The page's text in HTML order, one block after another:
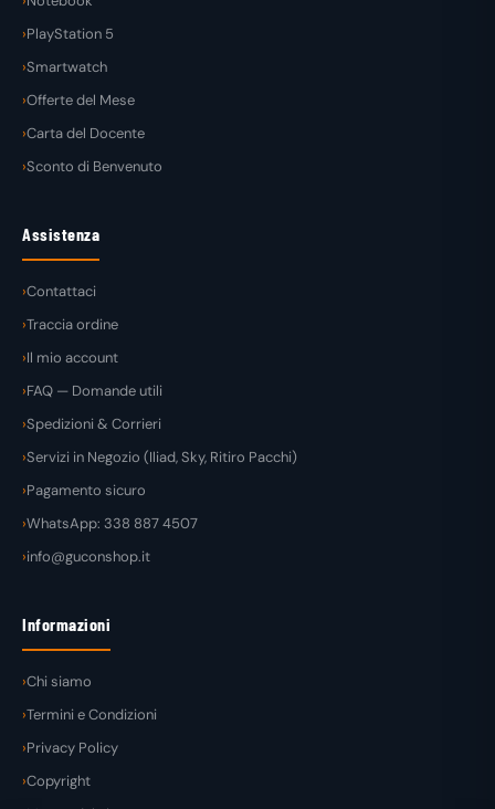
PlayStation 5
Smartwatch
Offerte del Mese
Carta del Docente
Sconto di Benvenuto
Assistenza
Contattaci
Traccia ordine
Il mio account
FAQ — Domande utili
Spedizioni & Corrieri
Servizi in Negozio (Iliad, Sky, Ritiro Pacchi)
Pagamento sicuro
WhatsApp: 338 887 4507
info@guconshop.it
Informazioni
Chi siamo
Termini e Condizioni
Privacy Policy
Copyright